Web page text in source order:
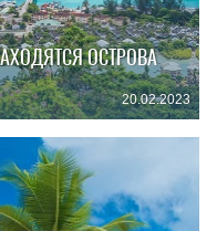
ОСТРОВА
20.02.2023